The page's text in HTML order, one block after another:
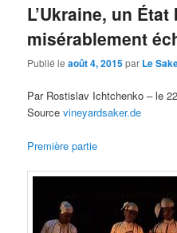
L’Ukraine, un
misérablement
Publié leaoût 4, 2015par Le
Par Rostislav Ichtchenko – le
Sourcevineyardsaker.de
Première partie